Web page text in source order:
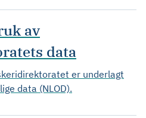
av
data
er underlagt
data (NLOD).